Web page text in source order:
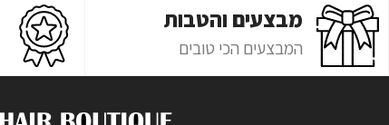
מבצעים והטבות
המבצעים הכי טובים